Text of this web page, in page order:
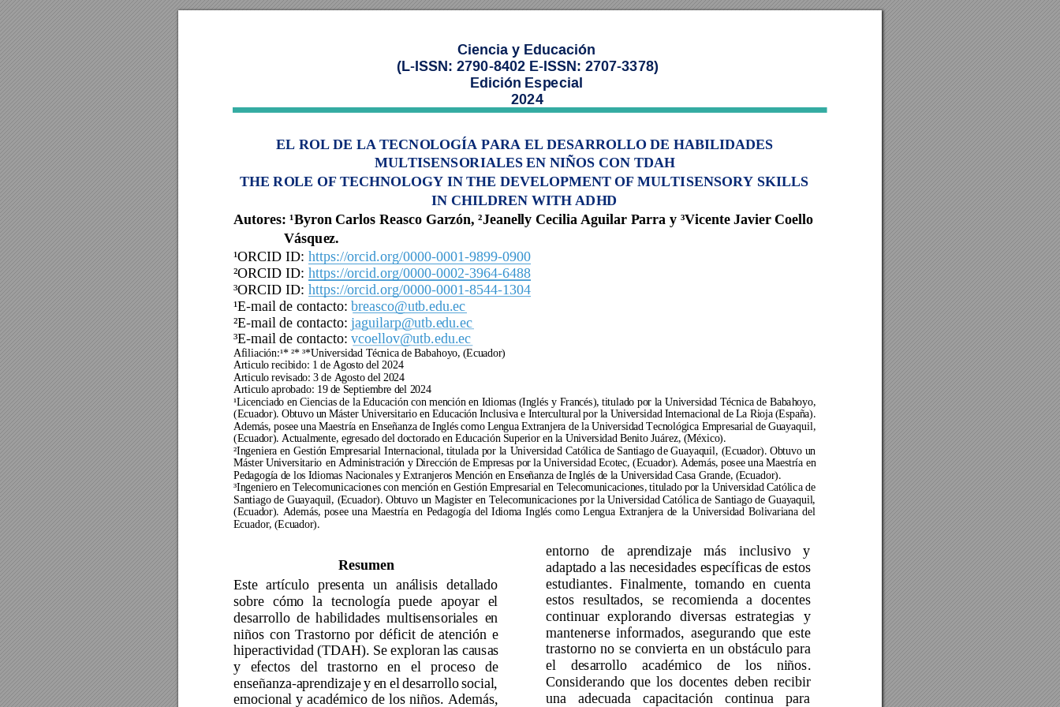
Ciencia y Educación
(L-ISSN: 2790-8402 E-ISSN: 2707-3378)
Edición Especial
2024
EL ROL DE LA TECNOLOGÍA PARA EL DESARROLLO DE HABILIDADES
MULTISENSORIALES EN NIÑOS CON TDAH
THE ROLE OF TECHNOLOGY IN THE DEVELOPMENT OF MULTISENSORY SKILLS
IN CHILDREN WITH ADHD
Autores: ¹Byron Carlos Reasco Garzón, ²Jeanelly Cecilia Aguilar Parra y ³Vicente Javier Coello
Vásquez.
¹ORCID ID: https://orcid.org/0000-0001-9899-0900
²ORCID ID: https://orcid.org/0000-0002-3964-6488
³ORCID ID: https://orcid.org/0000-0001-8544-1304
¹E-mail de contacto: breasco@utb.edu.ec
²E-mail de contacto: jaguilarp@utb.edu.ec
³E-mail de contacto: vcoellov@utb.edu.ec
Afiliación:¹* ²* ³*Universidad Técnica de Babahoyo, (Ecuador)
Articulo recibido: 1 de Agosto del 2024
Articulo revisado: 3 de Agosto del 2024
Articulo aprobado: 19 de Septiembre del 2024
¹Licenciado en Ciencias de la Educación con mención en Idiomas (Inglés y Francés), titulado por la Universidad Técnica de Babahoyo,
(Ecuador). Obtuvo un Máster Universitario en Educación Inclusiva e Intercultural por la Universidad Internacional de La Rioja (España).
Además, posee una Maestría en Enseñanza de Inglés como Lengua Extranjera de la Universidad Tecnológica Empresarial de Guayaquil,
(Ecuador). Actualmente, egresado del doctorado en Educación Superior en la Universidad Benito Juárez, (México).
²Ingeniera en Gestión Empresarial Internacional, titulada por la Universidad Católica de Santiago de Guayaquil, (Ecuador). Obtuvo un
Máster Universitario en Administración y Dirección de Empresas por la Universidad Ecotec, (Ecuador). Además, posee una Maestría en
Pedagogía de los Idiomas Nacionales y Extranjeros Mención en Enseñanza de Inglés de la Universidad Casa Grande, (Ecuador).
³Ingeniero en Telecomunicaciones con mención en Gestión Empresarial en Telecomunicaciones, titulado por la Universidad Católica de
Santiago de Guayaquil, (Ecuador). Obtuvo un Magister en Telecomunicaciones por la Universidad Católica de Santiago de Guayaquil,
(Ecuador). Además, posee una Maestría en Pedagogía del Idioma Inglés como Lengua Extranjera de la Universidad Bolivariana del
Ecuador, (Ecuador).
Resumen
Este artículo presenta un análisis detallado
sobre cómo la tecnología puede apoyar el
desarrollo de habilidades multisensoriales en
niños con Trastorno por déficit de atención e
hiperactividad (TDAH). Se exploran las causas
y efectos del trastorno en el proceso de
enseñanza-aprendizaje y en el desarrollo social,
emocional y académico de los niños. Además,
entorno de aprendizaje más inclusivo
y
adaptado a las necesidades específicas de estos
estudiantes. Finalmente, tomando en cuenta
estos resultados, se recomienda a docentes
continuar explorando diversas estrategias y
mantenerse informados, asegurando que este
trastorno no se convierta en un obstáculo para
el
desarrollo académico de los
niños.
Considerando que los docentes deben recibir
una
adecuada capacitación continua
para